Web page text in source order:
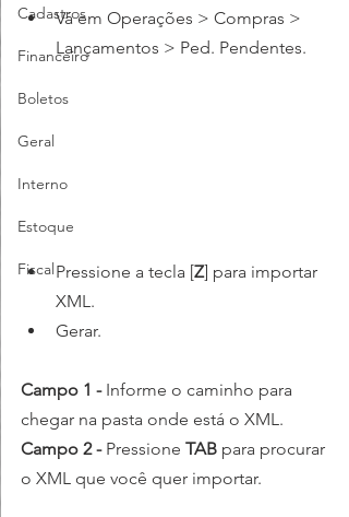
Cadastros
Financeiro
Boletos
Geral
Interno
Estoque
Fiscal
Vá em Operações > Compras >
Lançamentos > Ped. Pendentes.
Pressione a tecla [Z] para importar
XML.
Gerar.
Campo 1 - Informe o caminho para
chegar na pasta onde está o XML.
Campo 2 - Pressione TAB para procurar
o XML que você quer importar.